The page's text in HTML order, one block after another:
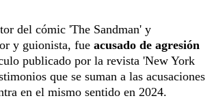
del cómic 'The Sandman' y
y guionista, fue acusado de agresión
publicado por la revista 'New York
que se suman a las acusaciones
en el mismo sentido en 2024.